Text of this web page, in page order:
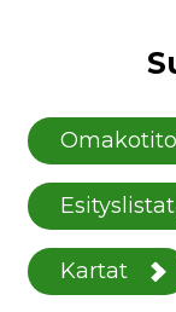
Kartat